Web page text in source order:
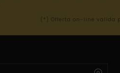
(*) Offerta on-line valida